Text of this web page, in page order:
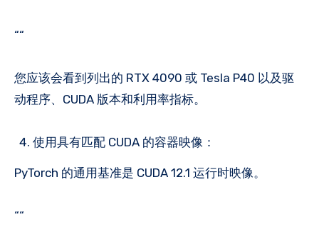
““
您应该会看到列出的 RTX 4090 或 Tesla P40 以及驱
动程序、CUDA 版本和利用率指标。
使用具有匹配 CUDA 的容器映像：
PyTorch 的通用基准是 CUDA 12.1 运行时映像。
““